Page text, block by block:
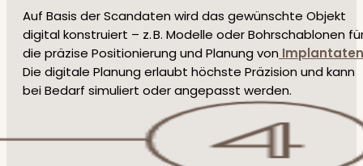
Auf Basis der Scandaten wird das gewünschte Objekt
digital konstruiert – z. B. Modelle oder Bohrschablonen
die präzise Positionierung und Planung von Implantaten
Die digitale Planung erlaubt höchste Präzision und kann
bei Bedarf simuliert oder angepasst werden.